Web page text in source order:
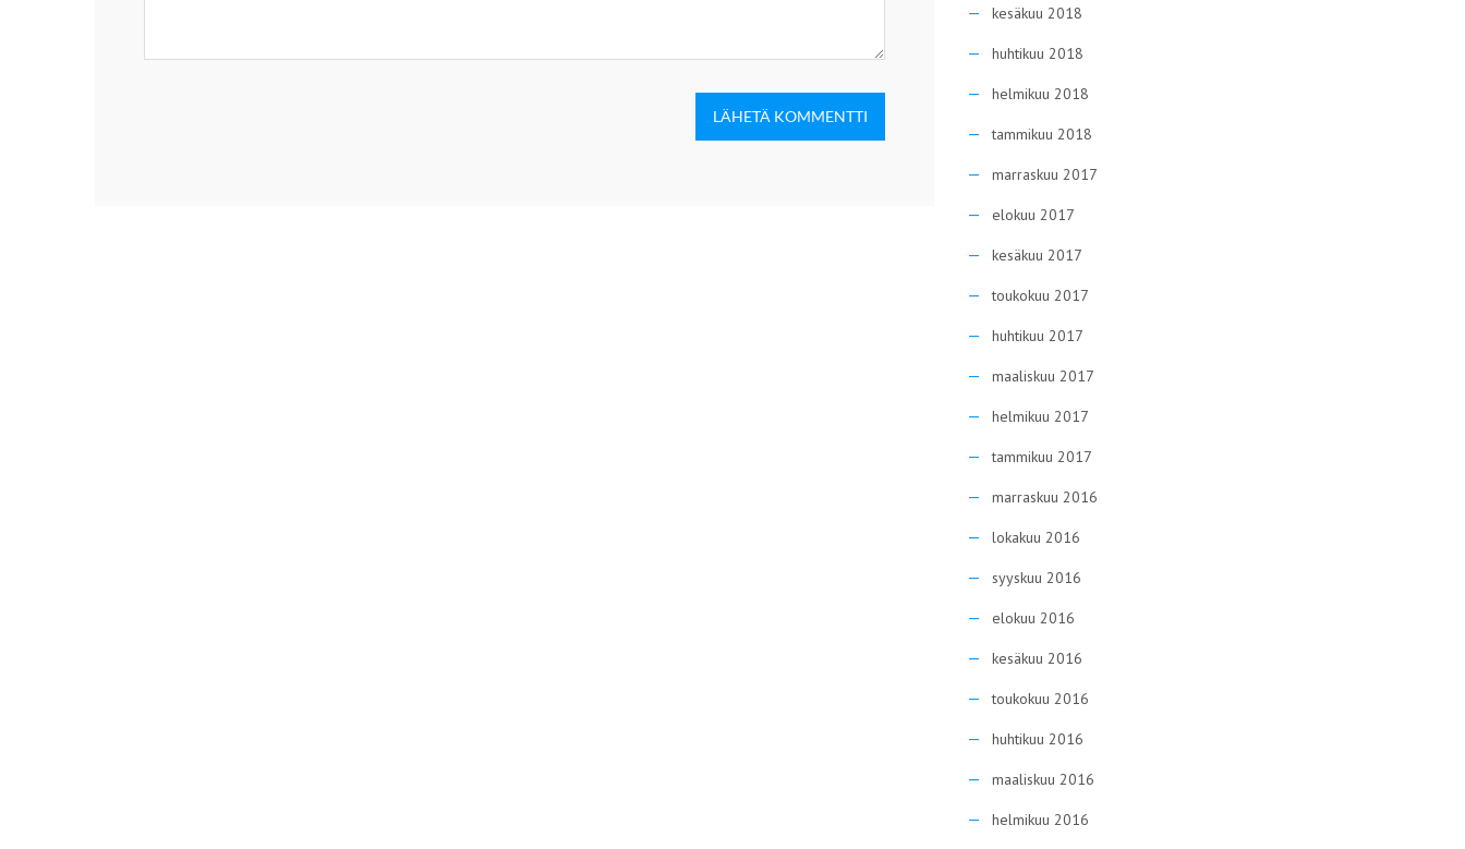
LÄHETÄ KOMMENTTI
kesäkuu 2018
huhtikuu 2018
helmikuu 2018
tammikuu 2018
marraskuu 2017
elokuu 2017
kesäkuu 2017
toukokuu 2017
huhtikuu 2017
maaliskuu 2017
helmikuu 2017
tammikuu 2017
marraskuu 2016
lokakuu 2016
syyskuu 2016
elokuu 2016
kesäkuu 2016
toukokuu 2016
huhtikuu 2016
maaliskuu 2016
helmikuu 2016